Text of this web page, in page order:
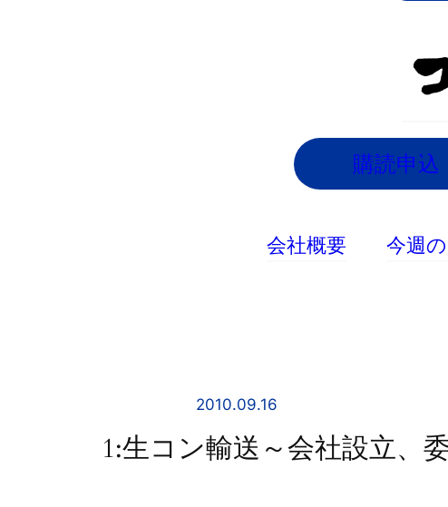
購読申込
会社概要 今週
2010.09.16
1:生コン輸送～会社設立、